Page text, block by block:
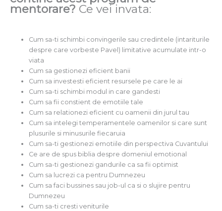
mentorare? Ce vei invata:
Cum sa-ti schimbi convingerile sau credintele (intariturile
despre care vorbeste Pavel) limitative acumulate intr-o
viata
Cum sa gestionezi eficient banii
Cum sa investesti eficient resursele pe care le ai
Cum sa-ti schimbi modul in care gandesti
Cum sa fii constient de emotiile tale
Cum sa relationezi eficient cu oamenii din jurul tau
Cum sa intelegi temperamentele oamenilor si care sunt
plusurile si minusurile fiecaruia
Cum sa-ti gestionezi emotiile din perspectiva Cuvantului
Ce are de spus biblia despre domeniul emotional
Cum sa-ti gestionezi gandurile ca sa fii optimist
Cum sa lucrezi ca pentru Dumnezeu
Cum sa faci bussines sau job-ul ca si o slujire pentru
Dumnezeu
Cum sa-ti cresti veniturile